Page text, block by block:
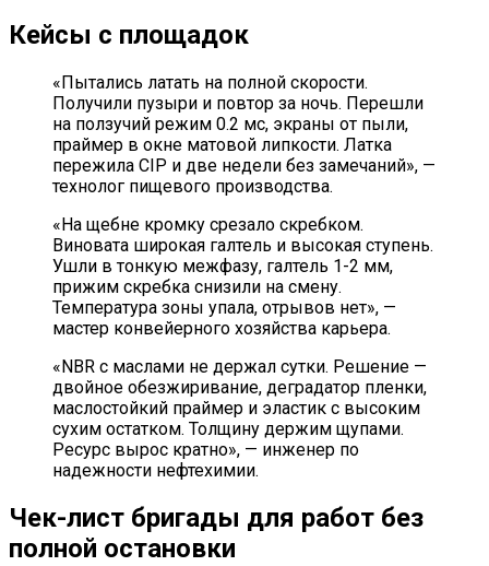
Кейсы с площадок
«Пытались латать на полной скорости.
Получили пузыри и повтор за ночь. Перешли
на ползучий режим 0.2 мс, экраны от пыли,
праймер в окне матовой липкости. Латка
пережила CIP и две недели без замечаний», —
технолог пищевого производства.
«На щебне кромку срезало скребком.
Виновата широкая галтель и высокая ступень.
Ушли в тонкую межфазу, галтель 1-2 мм,
прижим скребка снизили на смену.
Температура зоны упала, отрывов нет», —
мастер конвейерного хозяйства карьера.
«NBR с маслами не держал сутки. Решение —
двойное обезжиривание, деградатор пленки,
маслостойкий праймер и эластик с высоким
сухим остатком. Толщину держим щупами.
Ресурс вырос кратно», — инженер по
надежности нефтехимии.
Чек-лист бригады для работ без
полной остановки